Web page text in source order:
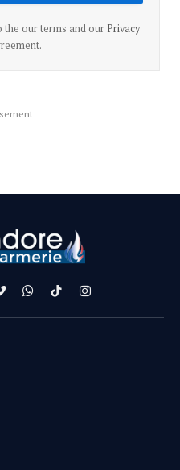
the our terms and our Privacy
WhatsApp
TikTokInstagram